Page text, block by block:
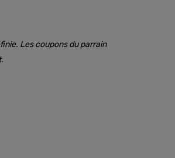
Les coupons du parrain